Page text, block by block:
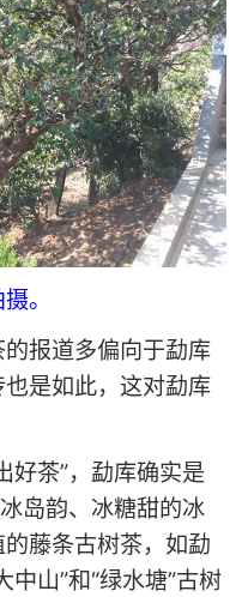
摄。
报道多偏向于勐库
是如此，这对勐库
好茶”，勐库确实是
岛韵、冰糖甜的冰
藤条古树茶，如勐
山”和“绿水塘”古树